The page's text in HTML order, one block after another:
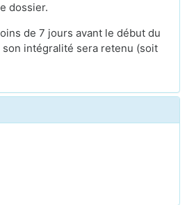
dossier.
de 7 jours avant le début du
son intégralité sera retenu (soit